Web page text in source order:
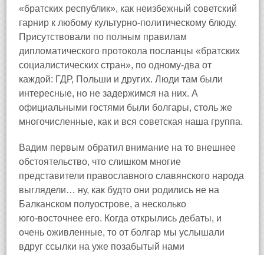
«братских республик», как неизбежный советский
гарнир к любому культурно‑политическому блюду.
Присутствовали по полным правилам
дипломатического протокола посланцы «братских
социалистических стран», по одному‑два от
каждой: ГДР, Польши и других. Люди там были
интересные, но не задержимся на них. А
официальными гостями были болгары, столь же
многочисленные, как и вся советская наша группа.
Вадим первым обратил внимание на то внешнее
обстоятельство, что слишком многие
представители православного славянского народа
выглядели… ну, как будто они родились не на
Балканском полуострове, а несколько
юго‑восточнее его. Когда открылись дебаты, и
очень оживленные, то от болгар мы услышали
вдруг ссылки на уже позабытый нами